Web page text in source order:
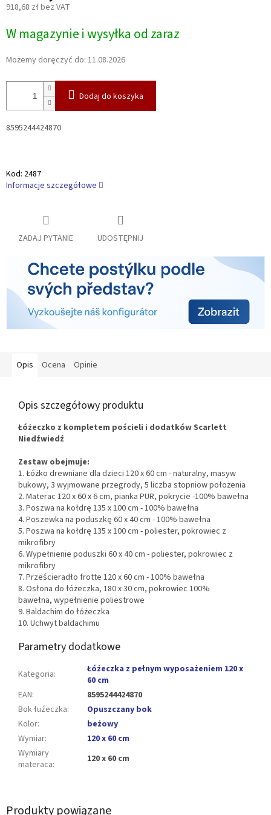
918,68 zł bez VAT
jednostkowa:
W magazynie i wysyłka od zaraz
Możemy doręczyć do: 11.08.2026
Dodaj do koszyka
8595244424870
Kod: 2487
Informacje szczegółowe
ZADAJ PYTANIE UDOSTĘPNIJ
Produkty powiązane
Opis Ocena Opinie
Opis szczegółowy produktu
Łóżeczko z kompletem pościeli i dodatków Scarlett
Niedźwiedź
Zestaw obejmuje:
1. Łóżko drewniane dla dzieci 120 x 60 cm - naturalny, masyw
bukowy, 3 wyjmowane przegrody, 5 liczba stopniow położenia
2. Materac 120 x 60 x 6 cm, pianka PUR, pokrycie -100% bawełna
3. Poszwa na kołdrę 135 x 100 cm - 100% bawełna
4. Poszewka na poduszkę 60 x 40 cm - 100% bawełna
5. Poszwa na kołdrę 135 x 100 cm -poliester, pokrowiec z
mikrofibry
6. Wypełnienie poduszki 60 x 40 cm -poliester, pokrowiec z
mikrofibry
7. Prześcieradło frotte 120 x 60 cm - 100% bawełna
8. Osłona do łóżeczka, 180 x 30 cm, pokrowiec 100%
bawełna, wypełnienie poliestrowe
9. Baldachim do łóżeczka
10. Uchwyt baldachimu
Parametry dodatkowe
Kategoria:
Łóżeczka z pełnym wyposażeniem 120 x
60 cm
EAN:
8595244424870
Bok łuźeczka:
Opuszczany bok
Kolor:
beżowy
Wymiar:
120 x 60 cm
Wymiary
materaca: 120 x 60 cm